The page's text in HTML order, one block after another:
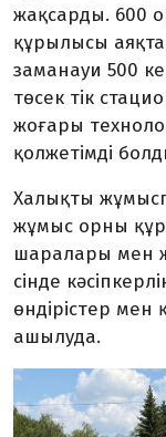
жақсарды. 600
құрылысы
заманауи 500
төсек тік
жо­ғары
қолжетімді
Халықты
жұмыс орны
шаралары мен
сінде
өндірістер
ашылуда.